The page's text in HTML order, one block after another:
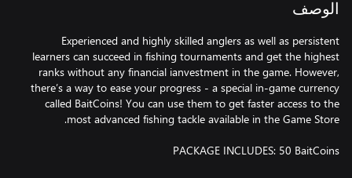
الوصف
Experienced and highly skilled anglers as well as persistent
learners can succeed in fishing tournaments and get the highest
ranks without any financial ianvestment in the game. However,
there’s a way to ease your progress - a special in-game currency
called BaitCoins! You can use them to get faster access to the
PACKAGE INCLUDES: 50 BaitCoins